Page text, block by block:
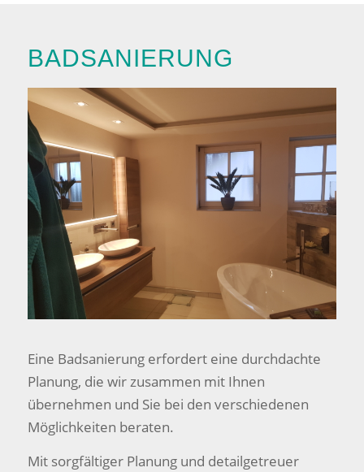
BADSANIERUNG
Eine Badsanierung erfordert eine durchdachte
Planung, die wir zusammen mit Ihnen
übernehmen und Sie bei den verschiedenen
Möglichkeiten beraten.
Mit sorgfältiger Planung und detailgetreuer